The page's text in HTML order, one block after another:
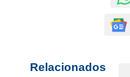
Relacionados